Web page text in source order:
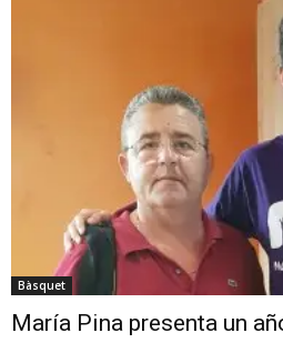
Bàsquet
María Pina presenta un